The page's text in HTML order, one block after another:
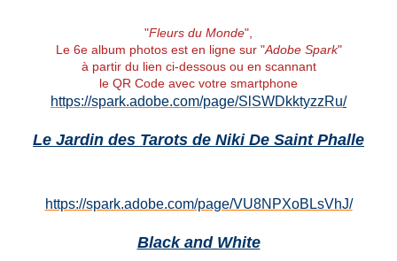
"Fleurs du Monde",
Le 6e album photos est en ligne sur "Adobe Spark"
à partir du lien ci-dessous ou en scannant
le QR Code avec votre smartphone
https://spark.adobe.com/page/SlSWDkktyzzRu/
Le Jardin des Tarots de Niki De Saint Phalle
https://spark.adobe.com/page/VU8NPXoBLsVhJ/
Black and White